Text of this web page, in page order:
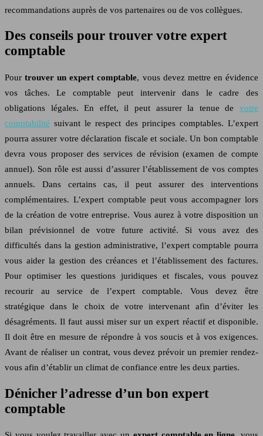
recommandations auprès de vos partenaires ou de vos collègues.
Des conseils pour trouver votre expert
comptable
Pourtrouver un expert comptable, vous devez mettre en évidence
vos tâches. Le comptable peut intervenir dans le cadre des
obligations légales. En effet, il peut assurer la tenue de votre
comptabilité suivant le respect des principes comptables. L’expert
pourra assurer votre déclaration fiscale et sociale. Un bon comptable
devra vous proposer des services de révision (examen de compte
annuel). Son rôle est aussi d’assurer l’établissement de vos comptes
annuels. Dans certains cas, il peut assurer des interventions
complémentaires. L’expert comptable peut vous accompagner lors
de la création de votre entreprise. Vous aurez à votre disposition un
bilan prévisionnel de votre future activité. Si vous avez des
difficultés dans la gestion administrative, l’expert comptable pourra
vous aider la gestion des créances et l’établissement des factures.
Pour optimiser les questions juridiques et fiscales, vous pouvez
recourir au service de l’expert comptable. Vous devez être
stratégique dans le choix de votre intervenant afin d’éviter les
désagréments. Il faut aussi miser sur un expert réactif et disponible.
Il doit être en mesure de répondre à vos soucis et à vos exigences.
Avant de réaliser un contrat, vous devez prévoir un premier rendez-
vous afin d’établir un climat de confiance entre les deux parties.
Dénicher l’adresse d’un bon expert
comptable